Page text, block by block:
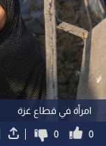
امرأة في قطاع غزة
0
0